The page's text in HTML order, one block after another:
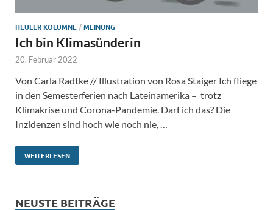
HEULER KOLUMNE /MEINUNG
Ich bin Klimasünderin
20. Februar 2022
Von Carla Radtke // Illustration von Rosa Staiger Ich fliege
in den Semesterferien nach Lateinamerika – trotz
Klimakrise und Corona-Pandemie. Darf ich das? Die
Inzidenzen sind hoch wie noch nie, …
WEITERLESEN
NEUSTE BEITRÄGE